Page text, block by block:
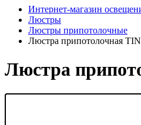
Интернет-магазин
Люстры
Люстры припотолочные
Люстра припотолочная
Люстра